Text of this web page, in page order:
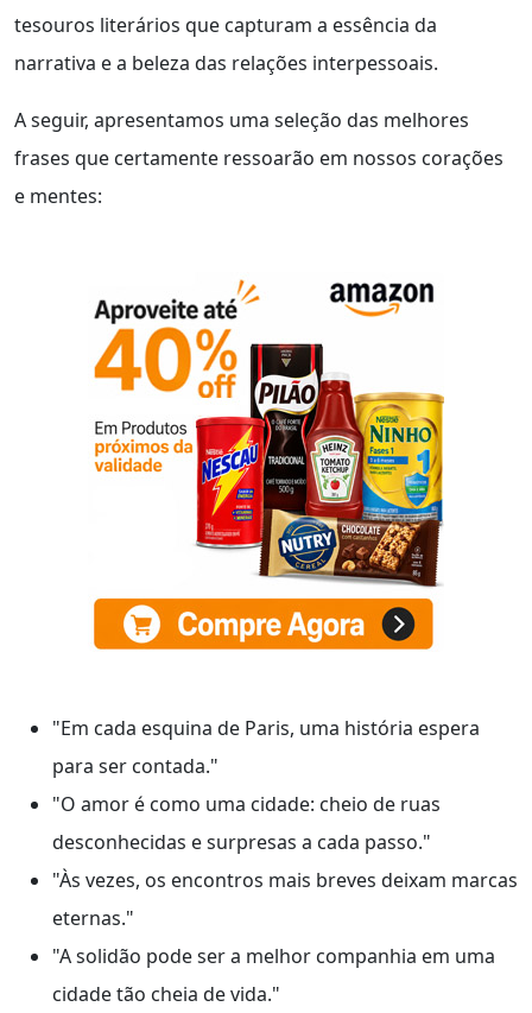
tesouros literários que capturam a essência da
narrativa e a beleza das relações interpessoais.
A seguir, apresentamos uma seleção das melhores
frases que certamente ressoarão em nossos corações
e mentes:
"Em cada esquina de Paris, uma história espera
para ser contada."
"O amor é como uma cidade: cheio de ruas
desconhecidas e surpresas a cada passo."
"Às vezes, os encontros mais breves deixam marcas
eternas."
"A solidão pode ser a melhor companhia em uma
cidade tão cheia de vida."